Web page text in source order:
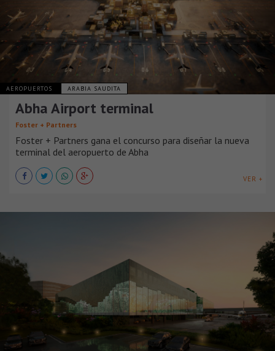
AEROPUERTOS ARABIA SAUDITA
Abha Airport terminal
Foster + Partners
Foster + Partners gana el concurso para diseñar la nueva
terminal del aeropuerto de Abha
VER +